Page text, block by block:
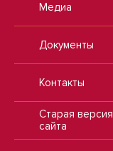
Медиа
Документы
Контакты
Старая версия
сайта